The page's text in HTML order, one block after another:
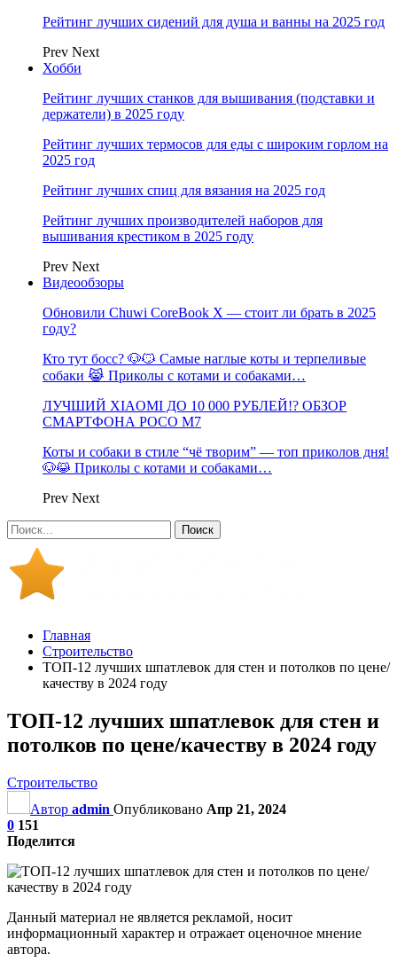
Рейтинг лучших сидений для душа и ванны на 2025 год
Prev Next
Хобби
Рейтинг лучших станков для вышивания (подставки и
держатели) в 2025 году
Рейтинг лучших термосов для еды с широким горлом на
2025 год
Рейтинг лучших спиц для вязания на 2025 год
Рейтинг лучших производителей наборов для
вышивания крестиком в 2025 году
Prev Next
Видеообзоры
Обновили Chuwi CoreBook X — стоит ли брать в 2025
году?
Кто тут босс? 🐶😼 Самые наглые коты и терпеливые
собаки 😹 Приколы с котами и собаками…
ЛУЧШИЙ XIAOMI ДО 10 000 РУБЛЕЙ!? ОБЗОР
СМАРТФОНА POCO M7
Коты и собаки в стиле “чё творим” — топ приколов дня!
🐶😹 Приколы с котами и собаками…
Prev Next
Главная
Строительство
ТОП-12 лучших шпатлевок для стен и потолков по цене/
качеству в 2024 году
ТОП-12 лучших шпатлевок для стен и
потолков по цене/качеству в 2024 году
Строительство
Автор admin Опубликовано Апр 21, 2024
0 151
Поделится
Данный материал не является рекламой, носит
информационный характер и отражает оценочное мнение
автора.